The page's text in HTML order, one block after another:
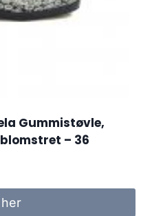
Gummistøvle,
– 36